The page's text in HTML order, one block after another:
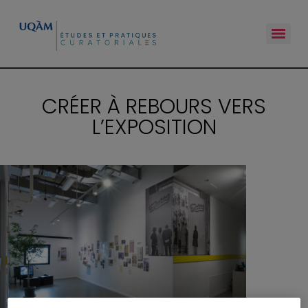
CRÉER À REBOURS VERS
L’EXPOSITION